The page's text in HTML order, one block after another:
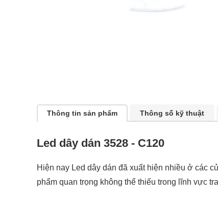
Thông tin sản phẩm Thông số kỹ thuật
Led dây dán 3528 - C120
Hiện nay Led dây dán đã xuất hiện nhiều ở các
phẩm quan trọng không thể thiếu trong lĩnh vực